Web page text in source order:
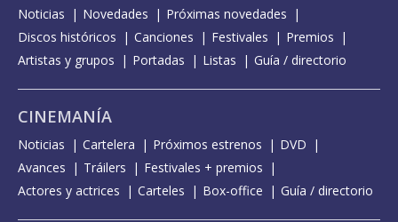
Noticias Novedades
Próximas novedades
Discos históricos
Canciones Festivales
Premios
Artistas y grupos
Portadas Listas Guía / directorio
CINEMANÍA
Noticias Cartelera Próximos estrenos
DVD
Avances
Tráilers
Festivales + premios
Actores y actrices
Carteles Box-office Guía / directorio